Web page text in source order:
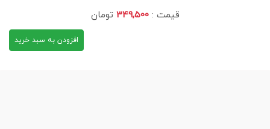
قیمت : 349,500 تومان
افزودن به سبد خرید